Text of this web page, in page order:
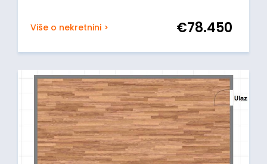
Više o nekretnini > €78.450